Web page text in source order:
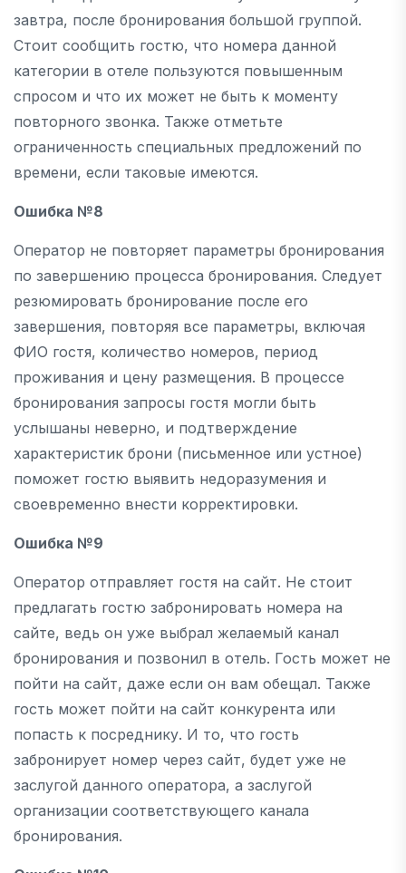
завтра, после бронирования большой группой.
Стоит сообщить гостю, что номера данной
категории в отеле пользуются повышенным
спросом и что их может не быть к моменту
повторного звонка. Также отметьте
ограниченность специальных предложений по
времени, если таковые имеются.
Ошибка №8
Оператор не повторяет параметры бронирования
по завершению процесса бронирования. Следует
резюмировать бронирование после его
завершения, повторяя все параметры, включая
ФИО гостя, количество номеров, период
проживания и цену размещения. В процессе
бронирования запросы гостя могли быть
услышаны неверно, и подтверждение
характеристик брони (письменное или устное)
поможет гостю выявить недоразумения и
своевременно внести корректировки.
Ошибка №9
Оператор отправляет гостя на сайт. Не стоит
предлагать гостю забронировать номера на
сайте, ведь он уже выбрал желаемый канал
бронирования и позвонил в отель. Гость может не
пойти на сайт, даже если он вам обещал. Также
гость может пойти на сайт конкурента или
попасть к посреднику. И то, что гость
забронирует номер через сайт, будет уже не
заслугой данного оператора, а заслугой
организации соответствующего канала
бронирования.